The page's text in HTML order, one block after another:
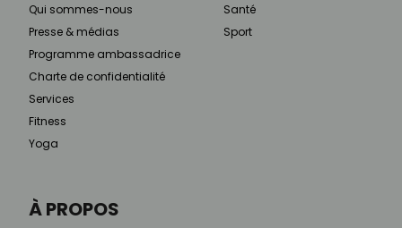
À PROPOS
Qui sommes-nous
Presse & médias
Programme ambassadrice
Charte de confidentialité
Services
Fitness
Yoga
Santé
Sport